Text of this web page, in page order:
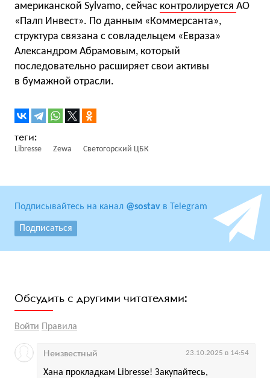
американской Sylvamo, сейчас контролируется АО
«Палп Инвест». По данным «Коммерсанта»,
структура связана с совладельцем «Евраза»
Александром Абрамовым, который
последовательно расширяет свои активы
в бумажной отрасли.
Libresse Zewa Светогорский ЦБК
Подписывайтесь на канал @sostav в Telegram
Подписаться
Обсудить с другими читателями:
Войти Правила
Хана прокладкам Libresse! Закупайтесь,
Неизвестный 23.10.2025 в 14:54